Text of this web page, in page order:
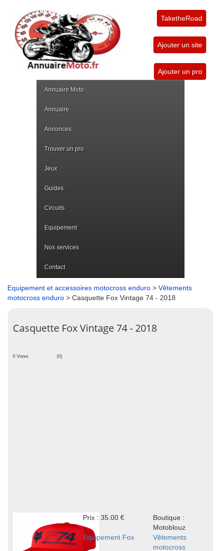
TaketheRoad
Ajouter un site
Ajouter un pro
Annuaire Moto
Annuaire
Annonces
Trouver un pro
Jeux
Guides
Circuits
Equipement
Nos services
Contact
Equipement et accessoires motocross enduro > Vêtements
motocross enduro > Casquette Fox Vintage 74 - 2018
Casquette Fox Vintage 74 - 2018
0 Votes (0)
Prix : 35.00 €
Boutique :
Motoblouz
Equipement Fox
Vêtements
motocross